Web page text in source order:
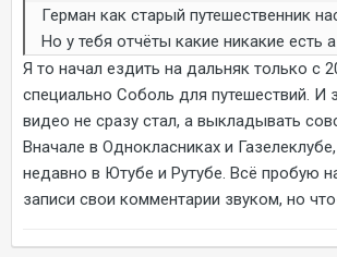
Герман как старый путешественник
Но у тебя отчёты какие никакие есть а
Я то начал ездить на дальняк только с
специально Соболь для путешествий. И
видео не сразу стал, а выкладывать
Вначале в Однокласниках и
недавно в Ютубе и Рутубе. Всё пробую
записи свои комментарии звуком, но